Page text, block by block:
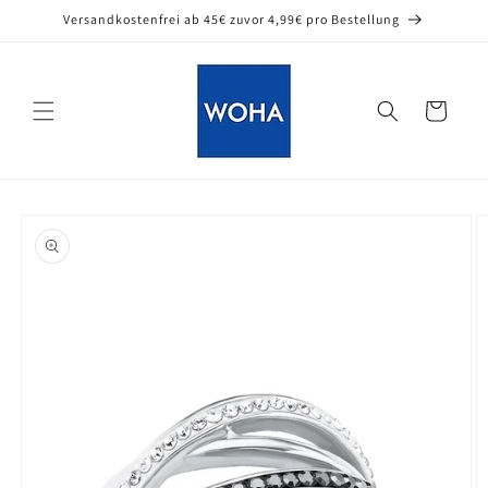
Versandkostenfrei ab 45€ zuvor 4,99€ pro Bestellung
Warenkorb